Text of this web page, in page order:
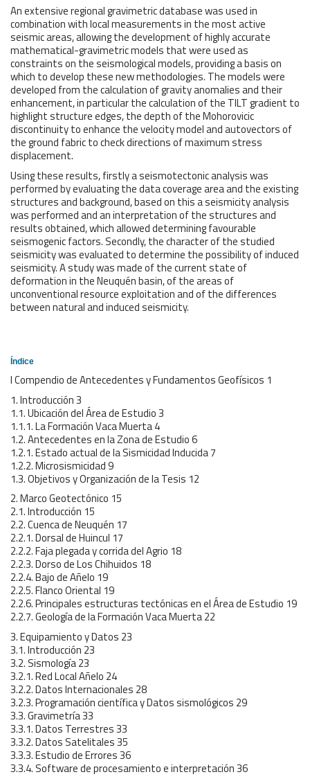
An extensive regional gravimetric database was used in
combination with local measurements in the most active
seismic areas, allowing the development of highly accurate
mathematical-gravimetric models that were used as
constraints on the seismological models, providing a basis on
which to develop these new methodologies. The models were
developed from the calculation of gravity anomalies and their
enhancement, in particular the calculation of the TILT gradient to
highlight structure edges, the depth of the Mohorovicic
discontinuity to enhance the velocity model and autovectors of
the ground fabric to check directions of maximum stress
displacement.
Using these results, firstly a seismotectonic analysis was
performed by evaluating the data coverage area and the existing
structures and background, based on this a seismicity analysis
was performed and an interpretation of the structures and
results obtained, which allowed determining favourable
seismogenic factors. Secondly, the character of the studied
seismicity was evaluated to determine the possibility of induced
seismicity. A study was made of the current state of
deformation in the Neuquén basin, of the areas of
unconventional resource exploitation and of the differences
between natural and induced seismicity.
Índice
I Compendio de Antecedentes y Fundamentos Geofísicos 1
1. Introducción 3
1.1. Ubicación del Área de Estudio 3
1.1.1. La Formación Vaca Muerta 4
1.2. Antecedentes en la Zona de Estudio 6
1.2.1. Estado actual de la Sismicidad Inducida 7
1.2.2. Microsismicidad 9
1.3. Objetivos y Organización de la Tesis 12
2. Marco Geotectónico 15
2.1. Introducción 15
2.2. Cuenca de Neuquén 17
2.2.1. Dorsal de Huincul 17
2.2.2. Faja plegada y corrida del Agrio 18
2.2.3. Dorso de Los Chihuidos 18
2.2.4. Bajo de Añelo 19
2.2.5. Flanco Oriental 19
2.2.6. Principales estructuras tectónicas en el Área de Estudio 19
2.2.7. Geología de la Formación Vaca Muerta 22
3. Equipamiento y Datos 23
3.1. Introducción 23
3.2. Sismología 23
3.2.1. Red Local Añelo 24
3.2.2. Datos Internacionales 28
3.2.3. Programación científica y Datos sismológicos 29
3.3. Gravimetría 33
3.3.1. Datos Terrestres 33
3.3.2. Datos Satelitales 35
3.3.3. Estudio de Errores 36
3.3.4. Software de procesamiento e interpretación 36